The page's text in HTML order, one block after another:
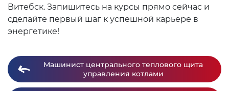
Витебск. Запишитесь на курсы прямо сейчас и
сделайте первый шаг к успешной карьере в
энергетике!
Машинист центрального теплового щита
управления котлами